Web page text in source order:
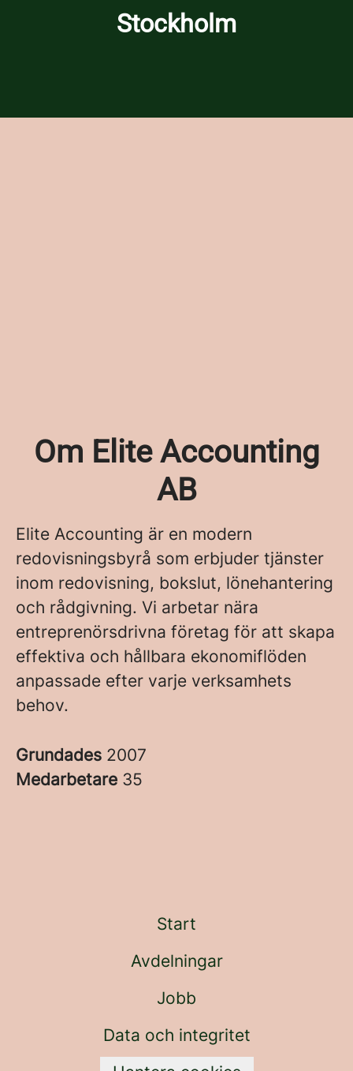
Stockholm
Om Elite Accounting
AB
Elite Accounting är en modern
redovisningsbyrå som erbjuder tjänster
inom redovisning, bokslut, lönehantering
och rådgivning. Vi arbetar nära
entreprenörsdrivna företag för att skapa
effektiva och hållbara ekonomiflöden
anpassade efter varje verksamhets
behov.
Grundades 2007
Medarbetare 35
Start
Avdelningar
Jobb
Data och integritet